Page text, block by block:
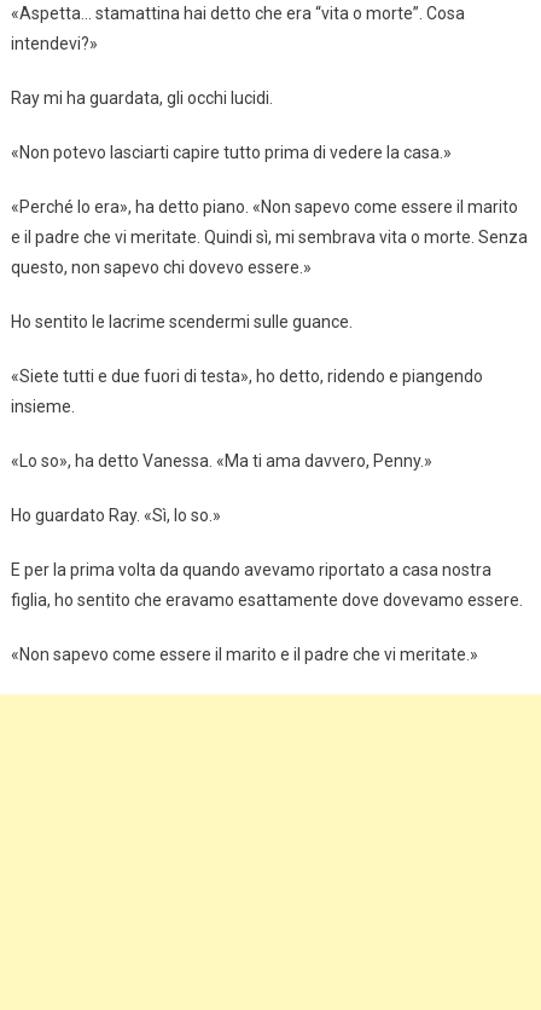
«Aspetta… stamattina hai detto che era “vita o morte”. Cosa
intendevi?»
Ray mi ha guardata, gli occhi lucidi.
«Non potevo lasciarti capire tutto prima di vedere la casa.»
«Perché lo era», ha detto piano. «Non sapevo come essere il marito
e il padre che vi meritate. Quindi sì, mi sembrava vita o morte. Senza
questo, non sapevo chi dovevo essere.»
Ho sentito le lacrime scendermi sulle guance.
«Siete tutti e due fuori di testa», ho detto, ridendo e piangendo
insieme.
«Lo so», ha detto Vanessa. «Ma ti ama davvero, Penny.»
Ho guardato Ray. «Sì, lo so.»
E per la prima volta da quando avevamo riportato a casa nostra
figlia, ho sentito che eravamo esattamente dove dovevamo essere.
«Non sapevo come essere il marito e il padre che vi meritate.»